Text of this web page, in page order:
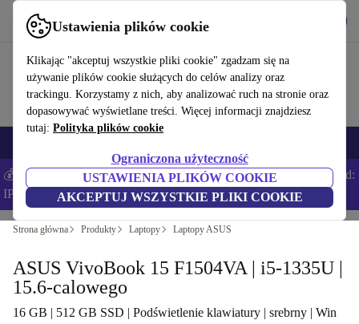
Ustawienia plików cookie
Klikając "akceptuj wszystkie pliki cookie" zgadzam się na
używanie plików cookie służących do celów analizy oraz
trackingu. Korzystamy z nich, aby analizować ruch na stronie oraz
dopasowywać wyświetlane treści. Więcej informacji znajdziesz
tutaj: Polityka plików cookie
Ograniczona użyteczność
USTAWIENIA PLIKÓW COOKIE
AKCEPTUJ WSZYSTKIE PLIKI COOKIE
Korzystaj z refurbed szybko i łatwo
💰Zaoszczędź DODATKOWE 5% na wszystkich iPhone’ach – Kod:
IPHONEDEAL –Regulamin
Strona główna Produkty Laptopy Laptopy ASUS
ASUS VivoBook 15 F1504VA | i5-1335U |
15.6-calowego
16 GB | 512 GB SSD | Podświetlenie klawiatury | srebrny | Win